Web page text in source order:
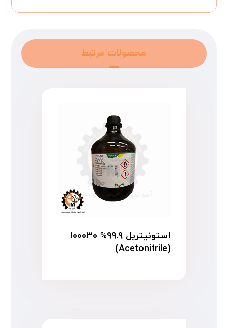
محصولات مرتبط
استونیتریل ۹۹.۹% ۱۰۰۰۳۰
(Acetonitrile)